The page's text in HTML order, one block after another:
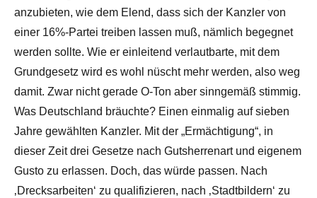
anzubieten, wie dem Elend, dass sich der Kanzler von
einer 16%-Partei treiben lassen muß, nämlich begegnet
werden sollte. Wie er einleitend verlautbarte, mit dem
Grundgesetz wird es wohl nüscht mehr werden, also weg
damit. Zwar nicht gerade O-Ton aber sinngemäß stimmig.
Was Deutschland bräuchte? Einen einmalig auf sieben
Jahre gewählten Kanzler. Mit der „Ermächtigung“, in
dieser Zeit drei Gesetze nach Gutsherrenart und eigenem
Gusto zu erlassen. Doch, das würde passen. Nach
‚Drecksarbeiten‘ zu qualifizieren, nach ‚Stadtbildern‘ zu